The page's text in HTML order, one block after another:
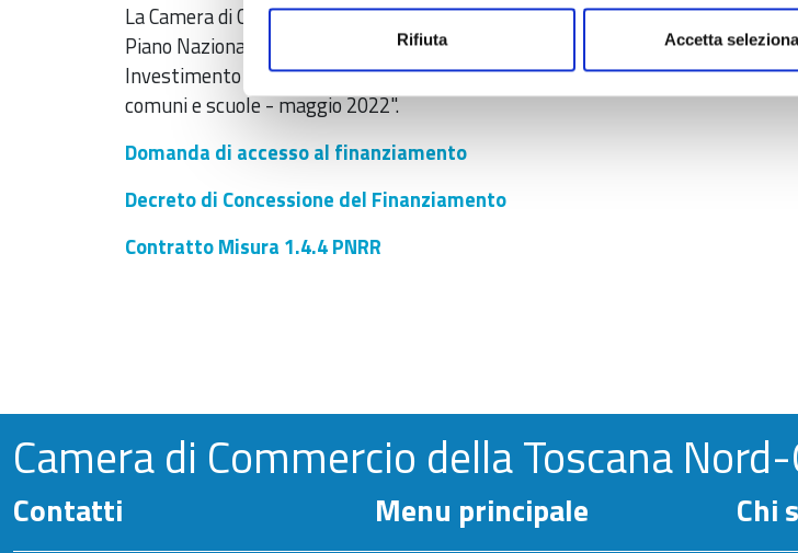
Rifiuta Accetta
La Camera di Commercio della Toscana Nord-Ovest ha ottenuto la somma di
Piano Nazionale di Ripresa e Resilienza nell’ambito della Missione 1,
Investimento 1.4 Misura 1.4.4 del PNRR. "Adozione identità digitale SPID CIE -
comuni e scuole - maggio 2022".
Domanda di accesso al finanziamento
Decreto di Concessione del Finanziamento
Contratto Misura 1.4.4 PNRR
Camera di Commercio della Toscana
Contatti Menu principale Chi